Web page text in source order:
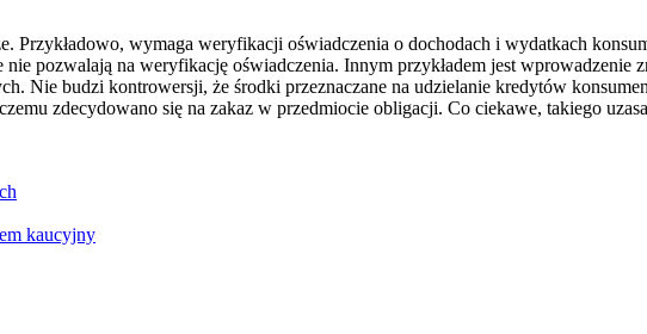
Przykładowo, wymaga weryfikacji oświadczenia o dochodach i wydatkach
pozwalają na weryfikację oświadczenia. Innym przykładem jest wprowadzenie
Nie budzi kontrowersji, że środki przeznaczane na udzielanie kredytów
zdecydowano się na zakaz w przedmiocie obligacji. Co ciekawe, takiego
kaucyjny